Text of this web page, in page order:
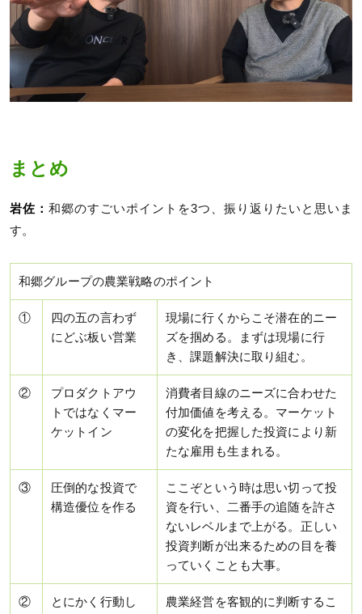
まとめ
岩佐： 和郷のすごいポイントを3つ、振り返りたいと思いま
す。
和郷グループの農業戦略のポイント
①
四の五の言わず
にどぶ板い営業
現場に行くからこそ潜在的ニー
ズを掴める。まずは現場に行
き、課題解決に取り組む。
②
プロダクトアウ
トではなくマー
ケットイン
消費者目線のニーズに合わせた
付加価値を考える。マーケット
の変化を把握した投資により新
たな雇用も生まれる。
③
圧倒的な投資で
構造優位を作る
ここぞという時は思い切って投
資を行い、二番手の追随を許さ
ないレベルまで上がる。正しい
投資判断が出来るための目を養
っていくことも大事。
②
とにかく行動し
農業経営を客観的に判断するこ